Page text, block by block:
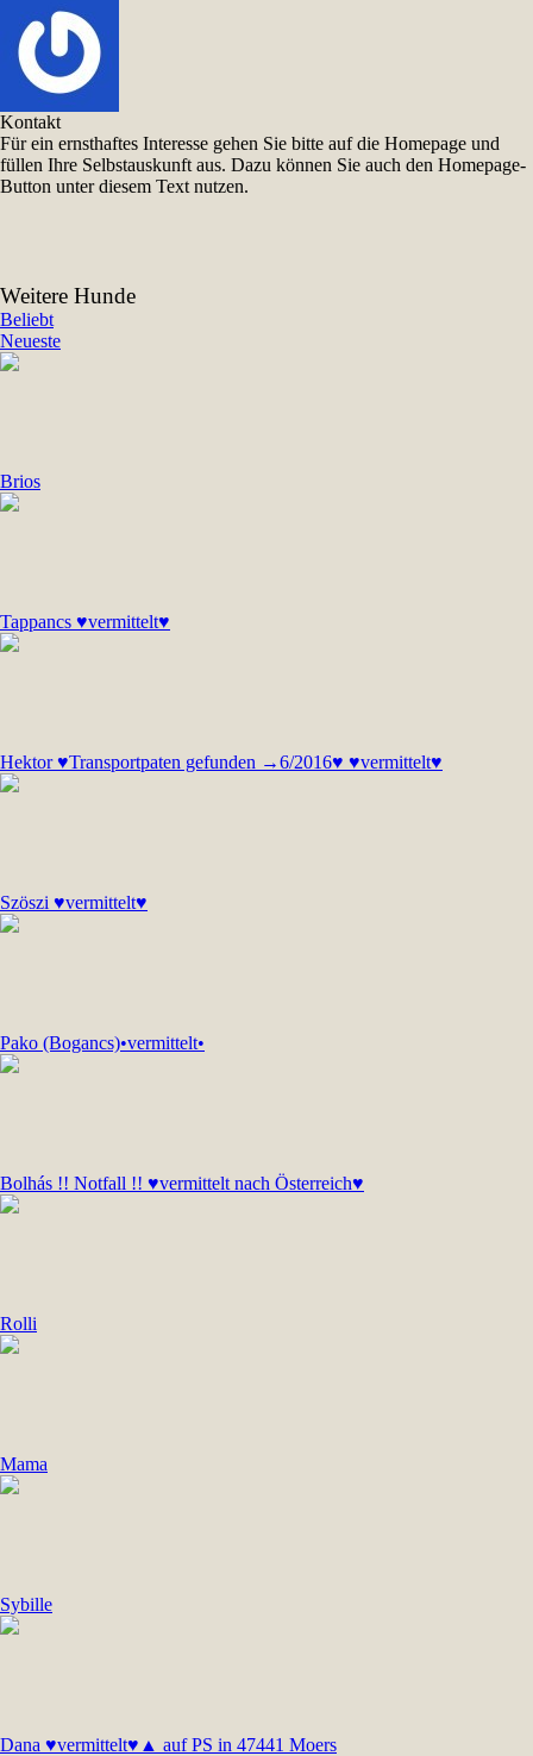
Kontakt
Für ein ernsthaftes Interesse gehen Sie bitte auf die Homepage und
füllen Ihre Selbstauskunft aus. Dazu können Sie auch den Homepage-
Button unter diesem Text nutzen.
Weitere Hunde
Beliebt
Neueste
Brios
Tappancs ♥vermittelt♥
Hektor ♥Transportpaten gefunden →6/2016♥ ♥vermittelt♥
Szöszi ♥vermittelt♥
Pako (Bogancs)•vermittelt•
Bolhás !! Notfall !! ♥vermittelt nach Österreich♥
Rolli
Mama
Sybille
Dana ♥vermittelt♥▲ auf PS in 47441 Moers